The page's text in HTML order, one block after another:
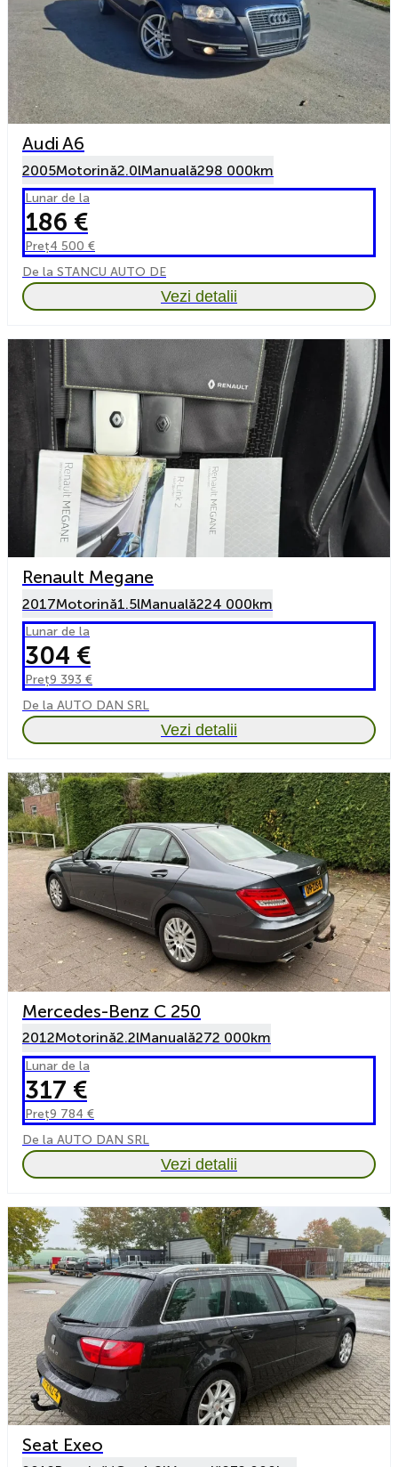
Audi A6
2005Motorină2.0lManuală298 000km
Lunar de la
186 €
Preț4 500 €
De la STANCU AUTO DE
Vezi detalii
Renault Megane
2017Motorină1.5lManuală224 000km
Lunar de la
304 €
Preț9 393 €
De la AUTO DAN SRL
Vezi detalii
Mercedes-Benz C 250
2012Motorină2.2lManuală272 000km
Lunar de la
317 €
Preț9 784 €
De la AUTO DAN SRL
Vezi detalii
Seat Exeo